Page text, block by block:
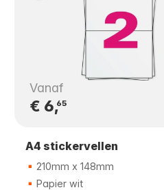
Vanaf
€ 6,65
A4 stickervellen
210mm x 148mm
Papier wit